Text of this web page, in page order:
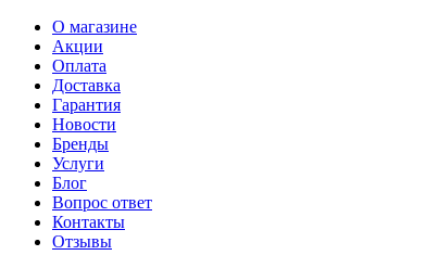
О магазине
Акции
Оплата
Доставка
Гарантия
Новости
Бренды
Услуги
Блог
Вопрос ответ
Контакты
Отзывы